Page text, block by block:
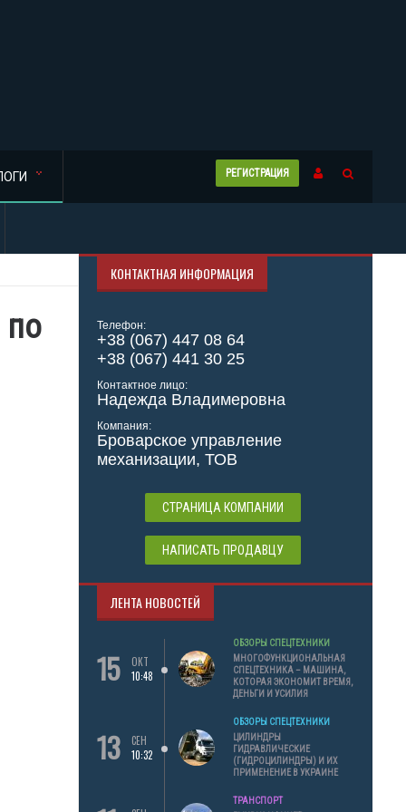
РЕГИСТРАЦИЯ
по
КОНТАКТНАЯ ИНФОРМАЦИЯ
Телефон:
+38 (067) 447 08 64
+38 (067) 441 30 25
Контактное лицо:
Надежда Владимеровна
Компания:
Броварское управление
механизации, ТОВ
СТРАНИЦА КОМПАНИИ
НАПИСАТЬ ПРОДАВЦУ
ЛЕНТА НОВОСТЕЙ
15
ОКТ
10:48
ОБЗОРЫ СПЕЦТЕХНИКИ
МНОГОФУНКЦИОНАЛЬНАЯ
СПЕЦТЕХНИКА – МАШИНА,
КОТОРАЯ ЭКОНОМИТ ВРЕМЯ,
ДЕНЬГИ И УСИЛИЯ
13
СЕН
10:32
ОБЗОРЫ СПЕЦТЕХНИКИ
ЦИЛИНДРЫ
ГИДРАВЛИЧЕСКИЕ
(ГИДРОЦИЛИНДРЫ) И ИХ
ПРИМЕНЕНИЕ В УКРАИНЕ
ТРАНСПОРТ